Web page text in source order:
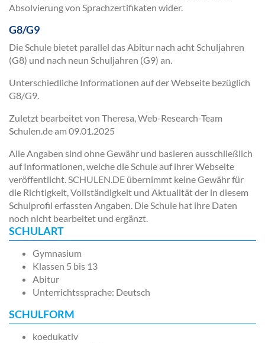
Absolvierung von Sprachzertifikaten wider.
G8/G9
Die Schule bietet parallel das Abitur nach acht Schuljahren
(G8) und nach neun Schuljahren (G9) an.
Unterschiedliche Informationen auf der Webseite bezüglich
G8/G9.
Zuletzt bearbeitet von Theresa, Web-Research-Team
Schulen.de am 09.01.2025
Alle Angaben sind ohne Gewähr und basieren ausschließlich
auf Informationen, welche die Schule auf ihrer Webseite
veröffentlicht. SCHULEN.DE übernimmt keine Gewähr für
die Richtigkeit, Vollständigkeit und Aktualität der in diesem
Schulprofil erfassten Angaben. Die Schule hat ihre Daten
noch nicht bearbeitet und ergänzt.
SCHULART
Gymnasium
Klassen 5 bis 13
Abitur
Unterrichtssprache: Deutsch
SCHULFORM
koedukativ